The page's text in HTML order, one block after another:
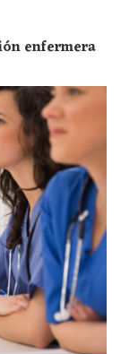
enfermera